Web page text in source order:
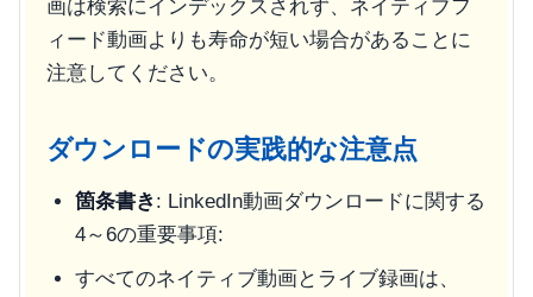
画は検索にインデックスされず、ネイティブフ
ィード動画よりも寿命が短い場合があることに
注意してください。
ダウンロードの実践的な注意点
箇条書き : LinkedIn動画ダウンロードに関する
4～6の重要事項:
すべてのネイティブ動画とライブ録画は、